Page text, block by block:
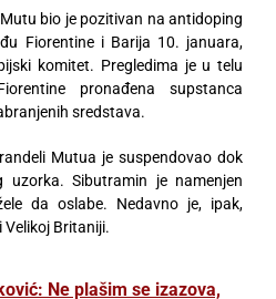
bio je pozitivan na antidoping
Fiorentine i Barija 10. januara,
komitet. Pregledima je u telu
pronađena supstanca
sredstava.
Mutua je suspendovao dok
Sibutramin je namenjen
da oslabe. Nedavno je, ipak,
Velikoj Britaniji.
Ne plašim se izazova,